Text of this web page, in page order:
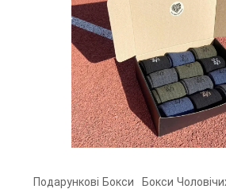
Подарункові Бокси Бокси